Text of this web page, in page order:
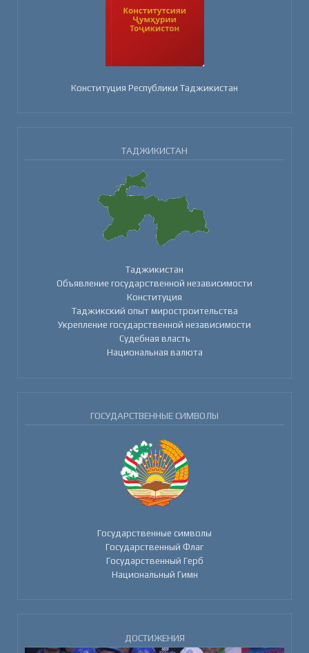
Конституция Республики Таджикистан
ТАДЖИКИСТАН
Таджикистан
Объявление государственной независимости
Конституция
Таджикский опыт миростроительства
Укрепление государственной независимости
Судебная власть
Национальная валюта
ГОСУДАРСТВЕННЫЕ СИМВОЛЫ
Государственные символы
Государственный Флаг
Государственный Герб
Национальный Гимн
ДОСТИЖЕНИЯ